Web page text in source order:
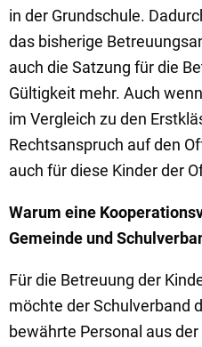
in der Grundschule.
das bisherige
auch die Satzung für die
Gültigkeit mehr. Auch
im Vergleich zu den
Rechtsanspruch auf den
auch für diese Kinder der
Warum eine
Gemeinde und
Für die Betreuung der
möchte der Schulverband
bewährte Personal aus